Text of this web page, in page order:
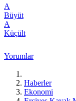
A
Büyüt
A
Küçült
Yorumlar
Haberler
Ekonomi